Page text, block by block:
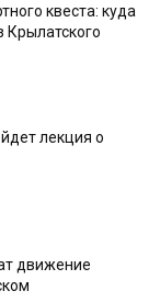
квеста: куда
Крылатского
лекция о
движение